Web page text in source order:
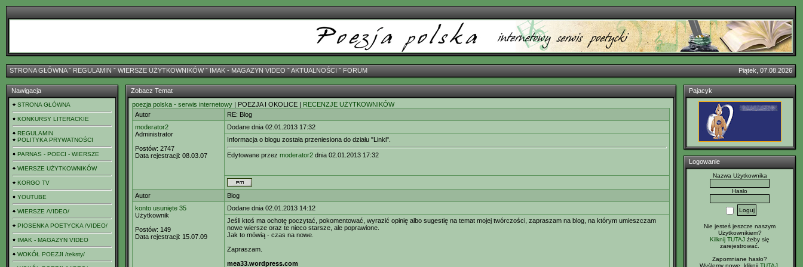
STRONA GŁÓWNAˇ REGULAMIN ˇ WIERSZE UŻYTKOWNIKÓWˇ IMAK - MAGAZYN VIDEO ˇAKTUALNOŚCI ˇ FORUM Piątek, 07.08.2026
Nawigacja
STRONA GŁÓWNA
KONKURSY LITERACKIE
REGULAMIN
POLITYKA PRYWATNOŚCI
PARNAS - POECI - WIERSZE
WIERSZE UŻYTKOWNIKÓW
KORGO TV
YOUTUBE
WIERSZE /VIDEO/
PIOSENKA POETYCKA /VIDEO/
IMAK - MAGAZYN VIDEO
WOKÓŁ POEZJI /teksty/
Zobacz Temat
poezja polska - serwis internetowy | POEZJA I OKOLICE | RECENZJE UŻYTKOWNIKÓW
Autor
RE: Blog
moderator2
Administrator
Postów: 2747
Data rejestracji: 08.03.07
Dodane dnia 02.01.2013 17:32
Informacja o blogu została przeniesiona do działu "Linki".
Edytowane przez moderator2 dnia 02.01.2013 17:32
Autor
Blog
konto usunięte 35
Użytkownik
Postów: 149
Data rejestracji: 15.07.09
Dodane dnia 02.01.2013 14:12
Jeśli ktoś ma ochotę poczytać, pokomentować, wyrazić opinię albo sugestię na temat mojej twórczości, zapraszam na blog, na którym umieszczam
nowe wiersze oraz te nieco starsze, ale poprawione.
Jak to mówią - czas na nowe.
Zapraszam.
mea33.wordpress.com
Pajacyk
Logowanie
Nazwa Użytkownika
Hasło
Nie jesteś jeszcze naszym
Użytkownikiem?
Kilknij TUTAJ żeby się
zarejestrować.
Zapomniane hasło?
Wyślemy nowe, kliknij TUTAJ